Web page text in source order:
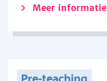
Meer informatie